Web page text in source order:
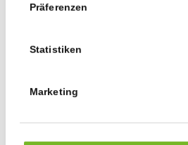
Präferenzen
Statistiken
Marketing
2025
2024
2023
2022